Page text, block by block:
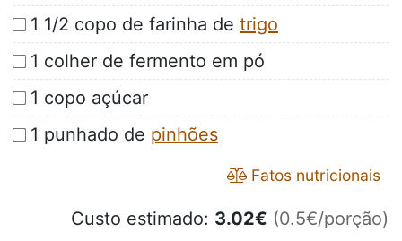
1 1/2 copo de farinha de trigo
1 colher de fermento em pó
1 copo açúcar
1 punhado de pinhões
Fatos nutricionais
Custo estimado: 3.02€ (0.5€/porção)